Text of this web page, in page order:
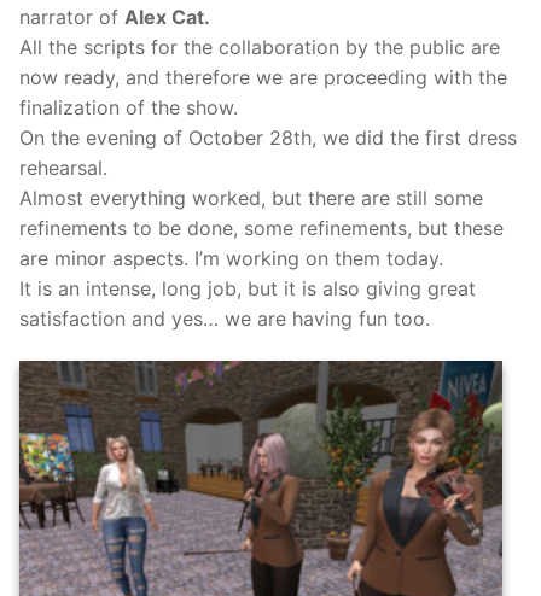
narrator of Alex Cat.
All the scripts for the collaboration by the public are
now ready, and therefore we are proceeding with the
finalization of the show.
On the evening of October 28th, we did the first dress
rehearsal.
Almost everything worked, but there are still some
refinements to be done, some refinements, but these
are minor aspects. I’m working on them today.
It is an intense, long job, but it is also giving great
satisfaction and yes… we are having fun too.